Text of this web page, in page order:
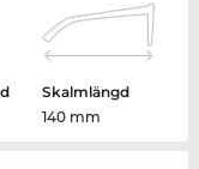
Skalmlängd
140 mm